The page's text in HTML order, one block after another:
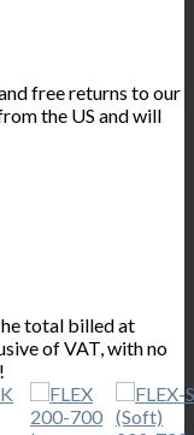
free returns to our
the US and will
total billed at
of VAT, with no